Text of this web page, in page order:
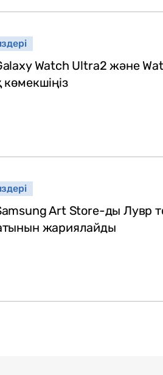
Watch Ultra2 және
Art Store-ды Лувр
жариялайды